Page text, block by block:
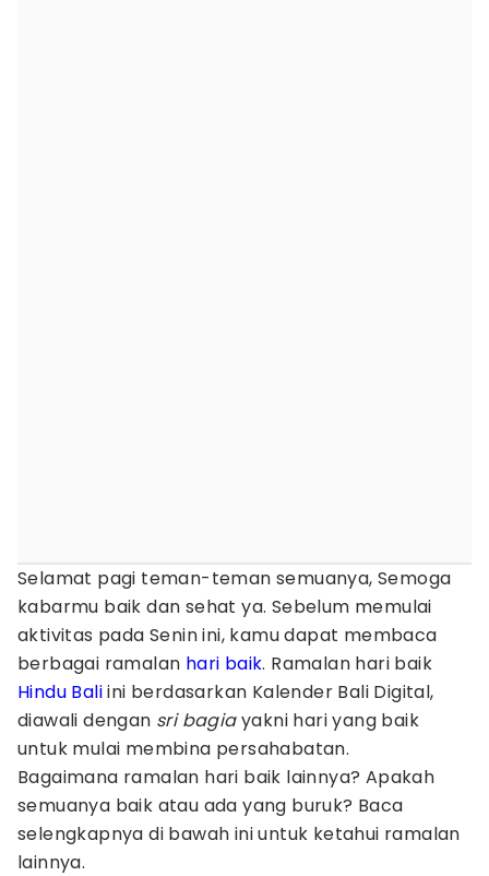
Selamat pagi teman-teman semuanya, Semoga
kabarmu baik dan sehat ya. Sebelum memulai
aktivitas pada Senin ini, kamu dapat membaca
berbagai ramalan hari baik. Ramalan hari baik
Hindu Baliini berdasarkan Kalender Bali Digital,
diawali dengan sri bagiayakni hari yang baik
untuk mulai membina persahabatan.
Bagaimana ramalan hari baik lainnya? Apakah
semuanya baik atau ada yang buruk? Baca
selengkapnya di bawah ini untuk ketahui ramalan
lainnya.